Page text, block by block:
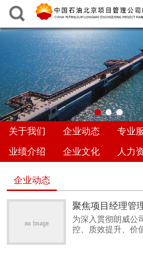
中
关于我们 企业动态 专业
业绩介绍
企业文化 人力
企业动态
为深入贯彻朗威公
控、质效提升、价